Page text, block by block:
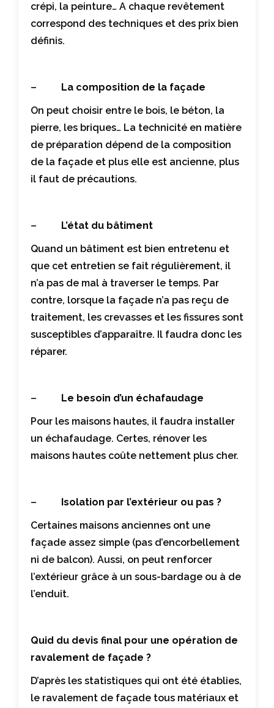
crépi, la peinture… A chaque revêtement
correspond des techniques et des prix bien
définis.
– La composition de la façade
On peut choisir entre le bois, le béton, la
pierre, les briques… La technicité en matière
de préparation dépend de la composition
de la façade et plus elle est ancienne, plus
il faut de précautions.
– L’état du bâtiment
Quand un bâtiment est bien entretenu et
que cet entretien se fait régulièrement, il
n’a pas de mal à traverser le temps. Par
contre, lorsque la façade n’a pas reçu de
traitement, les crevasses et les fissures sont
susceptibles d’apparaître. Il faudra donc les
réparer.
– Le besoin d’un échafaudage
Pour les maisons hautes, il faudra installer
un échafaudage. Certes, rénover les
maisons hautes coûte nettement plus cher.
– Isolation par l’extérieur ou pas ?
Certaines maisons anciennes ont une
façade assez simple (pas d’encorbellement
ni de balcon). Aussi, on peut renforcer
l’extérieur grâce à un sous-bardage ou à de
l’enduit.
Quid du devis final pour une opération de
ravalement de façade ?
D’après les statistiques qui ont été établies,
le ravalement de façade tous matériaux et